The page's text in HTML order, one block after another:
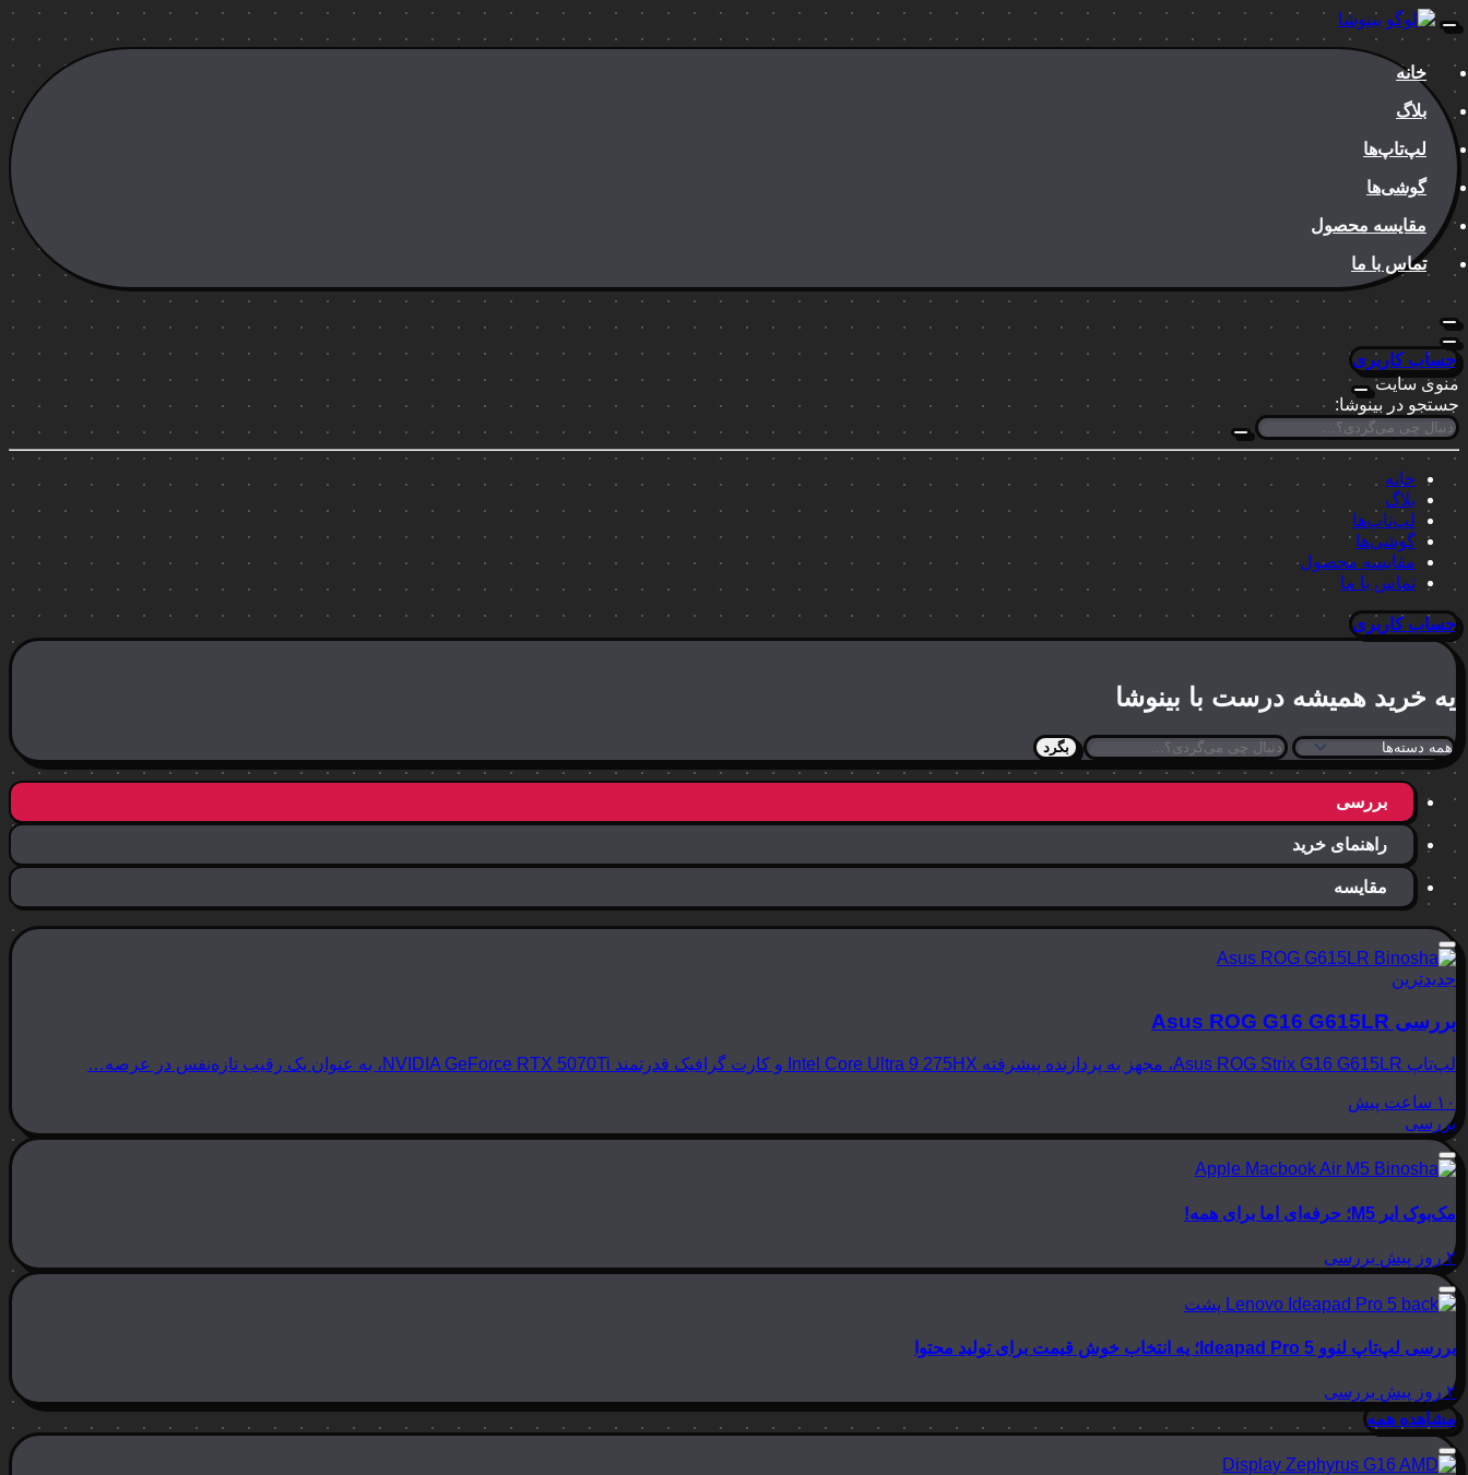
خانه
بلاگ
لپ‌تاپ‌ها
گوشی‌ها
مقایسه محصول
تماس با ما
حساب کاربری
منوی سایت
جستجو در بینوشا:
خانه
بلاگ
لپ‌تاپ‌ها
گوشی‌ها
مقایسه محصول
تماس با ما
حساب کاربری
یه خرید همیشه درست با بینوشا
بگرد
بررسی
راهنمای خرید
مقایسه
جدیدترین
بررسی Asus ROG G16 G615LR
لپ‌تاپ Asus ROG Strix G16 G615LR، مجهز به پردازنده پیشرفته Intel Core Ultra 9 275HX و کارت گرافیک قدرتمند NVIDIA GeForce RTX 5070Ti، به عنوان یک رقیب تازه‌نفس در عرصه…
۱۰ ساعت پیش
بررسی
مک‌بوک ایر M5؛ حرفه‌ای اما برای همه!
۲ روز پیش بررسی
بررسی لپ‌تاپ لنوو Ideapad Pro 5؛ یه انتخاب خوش قیمت برای تولید محتوا
۲ روز پیش
بررسی
مشاهده همه